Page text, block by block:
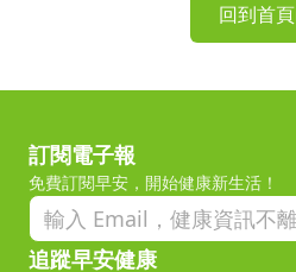
回到首頁
訂閱電子報
免費訂閱早安，開始健康新生活！
追蹤早安健康